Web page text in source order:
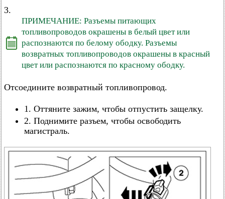
3.
ПРИМЕЧАНИЕ: Разъемы питающих
топливопроводов окрашены в белый цвет или
распознаются по белому ободку. Разъемы
возвратных топливопроводов окрашены в красный
цвет или распознаются по красному ободку.
Отсоедините возвратный топливопровод.
1. Оттяните зажим, чтобы отпустить защелку.
2. Поднимите разъем, чтобы освободить
магистраль.